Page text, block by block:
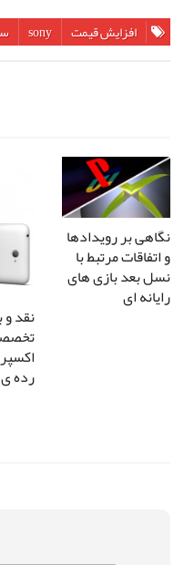
افزایش قیمت sony
نگاهی بر رویدادها
و اتفاقات مرتبط با
نسل بعد بازی های
رایانه ای
نقد
رده